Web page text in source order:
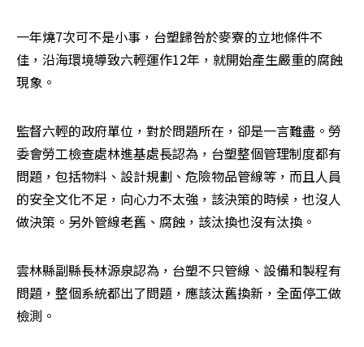
一年燒7次可不是小事，台塑歸咎於麥寮的立地條件不
佳，沿海環境導致六輕運作12年，就開始產生嚴重的腐蝕
現象。
監督六輕的政府單位，對於問題所在，卻是一言難盡。勞
委會勞工檢查處林進基處長認為，台塑整個管理制度都有
問題，包括物料、設計規劃、危險物品管線等，而且人員
的安全文化不足，向心力不太強，該決策的時候，也沒人
做決策。另外管線老舊、腐蝕，該汰換也沒有汰換。
雲林縣副縣長林源泉認為，台塑不只管線、設備和製程有
問題，整個系統都出了問題，應該汰舊換新，全面停工做
檢測。